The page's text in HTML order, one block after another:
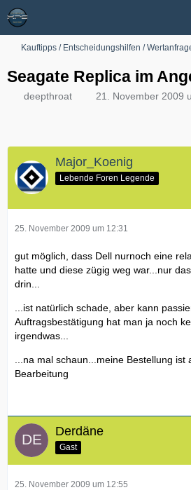
Kauftipps / Entscheidungshilfen /
Seagate Replica im
deepthroat 21. November 2009
Major_Koenig
Lebende Foren Legende
25. November 2009 um 12:31
gut möglich, dass Dell nurnoch eine
hatte und diese zügig weg war...nur
drin...
...ist natürlich schade, aber kann
Auftragsbestätigung hat man ja noch
irgendwas...
...na mal schaun...meine Bestellung ist
Bearbeitung
Derdäne
Gast
25. November 2009 um 12:55